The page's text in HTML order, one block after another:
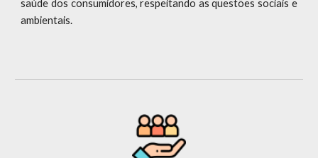
saúde dos consumidores, respeitando as questões sociais e
ambientais.